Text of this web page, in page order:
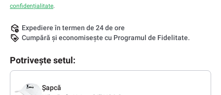
confidențialitate.
Expediere în termen de 24 de ore
Cumpără și economisește cu Programul de Fidelitate.
Potrivește setul:
Șapcă